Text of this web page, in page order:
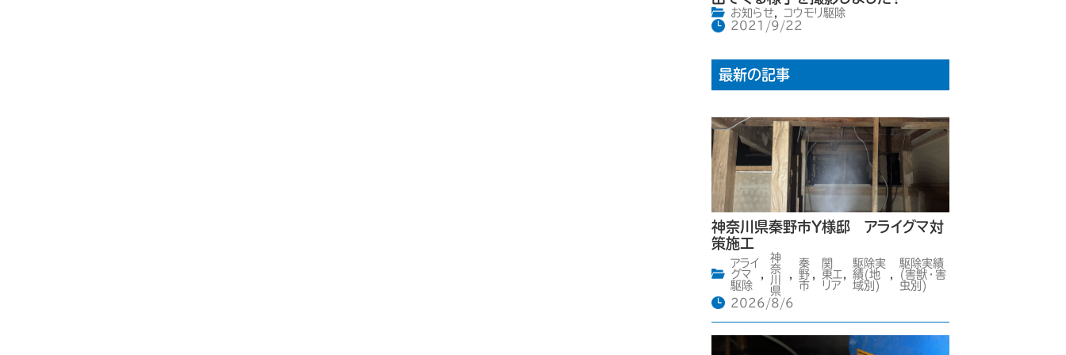
お知らせ,
コウモリ駆除
2021/9/22
最新の記事
神奈川県秦野市Y様邸 アライグマ対
策施工
アライ
グマ
駆除
神
奈
川
県
秦
野
市
関
東エ
リア
駆除実
績(地
域別)
駆除実績
(害獣・害
虫別)
2026/8/6